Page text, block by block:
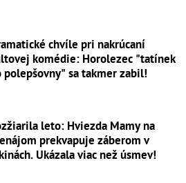
chvíle pri nakrúcaní
komédie: Horolezec "tatínek
polepšovny" sa takmer zabil!
leto: Hviezda Mamy na
prekvapuje záberom v
Ukázala viac než úsmev!